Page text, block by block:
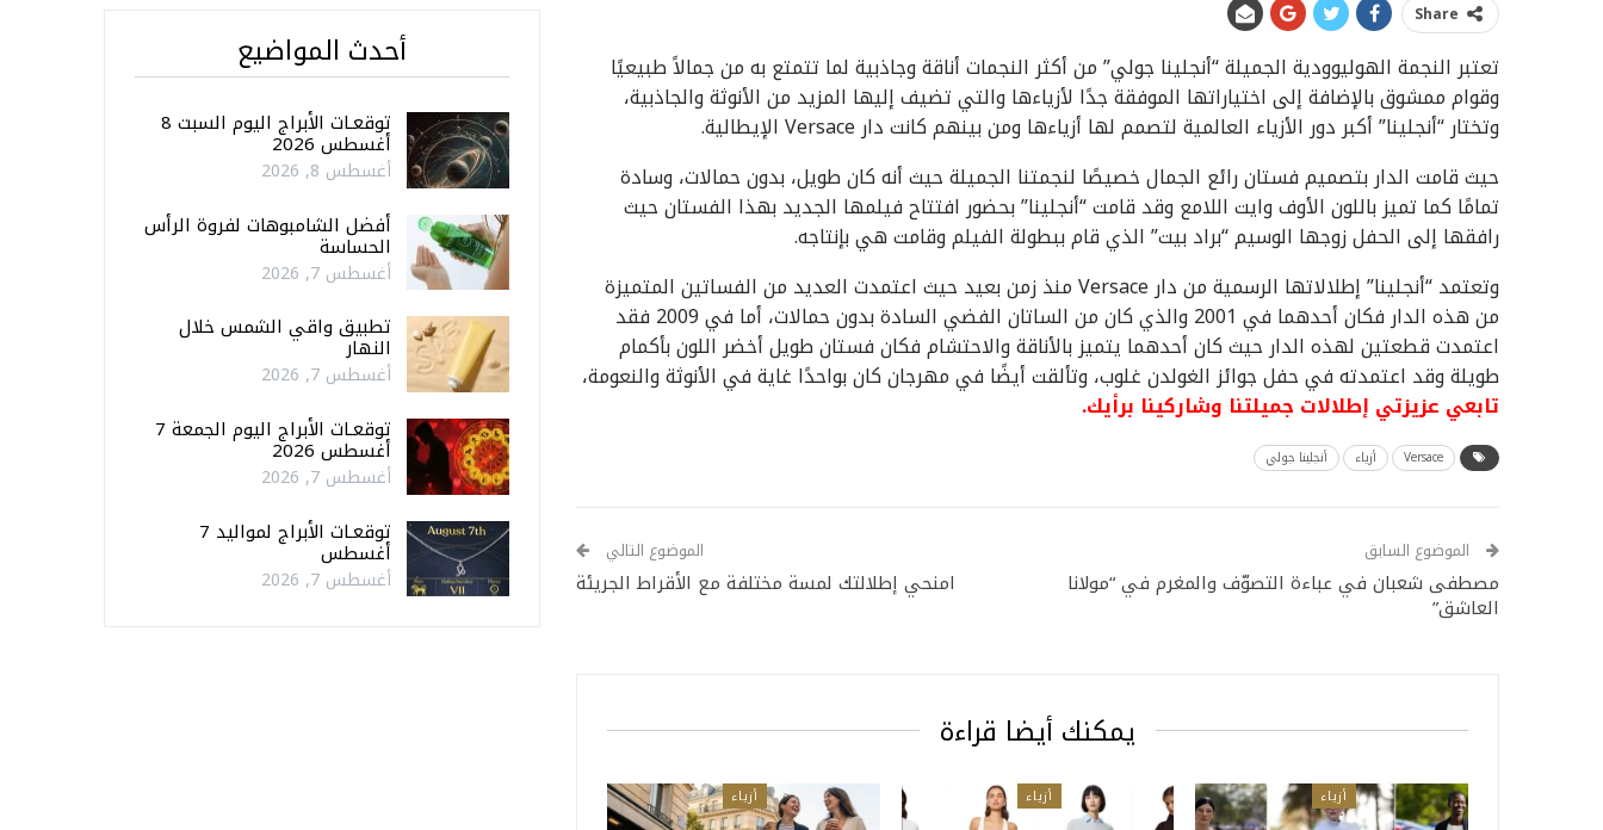
Share
تعتبر النجمة الهوليوودية الجميلة “أنجلينا جولي” من أكثر النجمات أناقة وجاذبية لما تتمتع به من جمالاً طبيعيًا
وقوام ممشوق بالإضافة إلى اختياراتها الموفقة جدًا لأزياءها والتي تضيف إليها المزيد من الأنوثة والجاذبية،
وتختار “أنجلينا” أكبر دور الأزياء العالمية لتصمم لها أزياءها ومن بينهم كانت دار Versace الإيطالية.
حيث قامت الدار بتصميم فستان رائع الجمال خصيصًا لنجمتنا الجميلة حيث أنه كان طويل، بدون حمالات، وسادة
تمامًا كما تميز باللون الأوف وايت اللامع وقد قامت “أنجلينا” بحضور افتتاح فيلمها الجديد بهذا الفستان حيث
رافقها إلى الحفل زوجها الوسيم “براد بيت” الذي قام ببطولة الفيلم وقامت هي بإنتاجه.
وتعتمد “أنجلينا” إطلالاتها الرسمية من دار Versace منذ زمن بعيد حيث اعتمدت العديد من الفساتين المتميزة
من هذه الدار فكان أحدهما في 2001 والذي كان من الساتان الفضي السادة بدون حمالات، أما في 2009 فقد
اعتمدت قطعتين لهذه الدار حيث كان أحدهما يتميز بالأناقة والاحتشام فكان فستان طويل أخضر اللون بأكمام
طويلة وقد اعتمدته في حفل جوائز الغولدن غلوب، وتألقت أيضًا في مهرجان كان بواحدًا غاية في الأنوثة والنعومة،
تابعي عزيزتي إطلالات جميلتنا وشاركينا برأيك.
Versace أزياء أنجلينا جولي
الموضوع السابق
مصطفى شعبان في عباءة التصوّف والمغرم في “مولانا
العاشق”
الموضوع التالي
امنحي إطلالتك لمسة مختلفة مع الأقراط الجريئة
يمكنك أيضا قراءة
أزياء أزياء أزياء
أحدث المواضيع
توقعـات الأبراج اليوم السبت 8
أغسطس 2026
أغسطس 8, 2026
أفضل الشامبوهات لفروة الرأس
الحساسة
أغسطس 7, 2026
تطبيق واقي الشمس خلال
النهار
أغسطس 7, 2026
توقعـات الأبراج اليوم الجمعة 7
أغسطس 2026
أغسطس 7, 2026
توقعـات الأبراج لمواليد 7
أغسطس
أغسطس 7, 2026